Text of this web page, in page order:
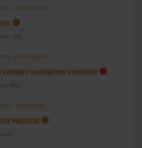
- 05 SEP 2026
(26)
- 09 SEP 2026
BREWERY CONVENTION CONGRESS
(NL)
- 13 SEP 2026
PRESSION